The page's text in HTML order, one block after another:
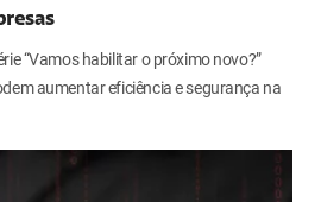
“Vamos habilitar o próximo novo?”
aumentar eficiência e segurança na